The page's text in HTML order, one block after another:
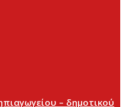
– δημοτικού